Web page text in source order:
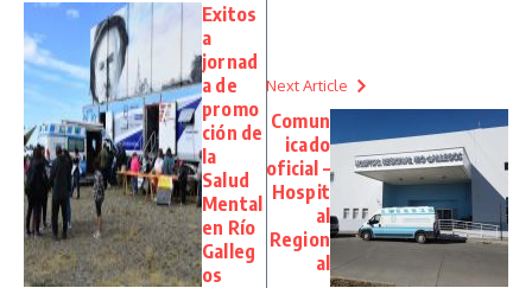
Exitos
a
jornad
a de
promo
ción de
la
Salud
Mental
en Río
Galleg
os
Next Article
Comun
icado
oficial –
Hospit
al
Region
al